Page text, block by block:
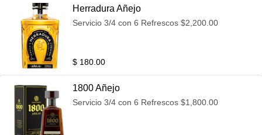
Herradura Añejo
Servicio 3/4 con 6 Refrescos $2,200.00
$ 180.00
1800 Añejo
Servicio 3/4 con 6 Refrescos $1,800.00